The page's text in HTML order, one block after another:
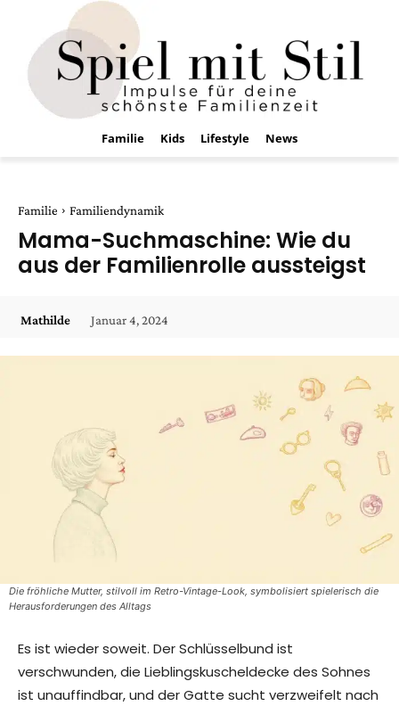
Familie Kids Lifestyle News
Familie Familiendynamik
Mama-Suchmaschine: Wie du
aus der Familienrolle aussteigst
Mathilde Januar 4, 2024
Die fröhliche Mutter, stilvoll im Retro-Vintage-Look, symbolisiert spielerisch die
Herausforderungen des Alltags
Es ist wieder soweit. Der Schlüsselbund ist
verschwunden, die Lieblingskuscheldecke des Sohnes
ist unauffindbar, und der Gatte sucht verzweifelt nach